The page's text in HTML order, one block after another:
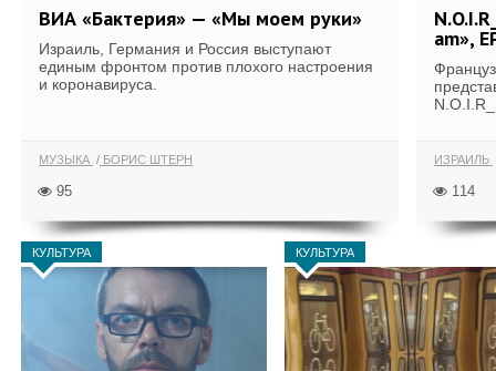
ВИА «Бактерия» — «Мы моем руки»
Израиль, Германия и Россия выступают
единым фронтом против плохого настроения
и коронавируса.
МУЗЫКА БОРИС ШТЕРН
95
am»,
ИЗРАИЛЬ
114
КУЛЬТУРА КУЛЬТУРА